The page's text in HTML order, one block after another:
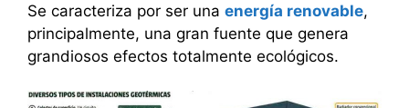
Se caracteriza por ser una energía renovable,
principalmente, una gran fuente que genera
grandiosos efectos totalmente ecológicos.